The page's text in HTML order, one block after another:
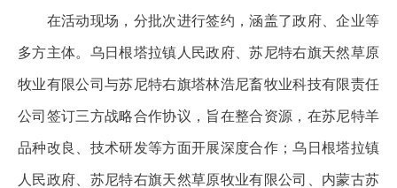
在活动现场，分批次进行签约，涵盖了政府、企业等
多方主体。乌日根塔拉镇人民政府、苏尼特右旗天然草原
牧业有限公司与苏尼特右旗塔林浩尼畜牧业科技有限责任
公司签订三方战略合作协议，旨在整合资源，在苏尼特羊
品种改良、技术研发等方面开展深度合作；乌日根塔拉镇
人民政府、苏尼特右旗天然草原牧业有限公司、内蒙古苏